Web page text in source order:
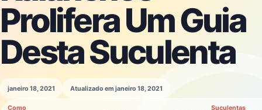
Prolifera Um Guia
Desta Suculenta
janeiro 18, 2021 Atualizado em janeiro 18, 2021
Como
Suculentas